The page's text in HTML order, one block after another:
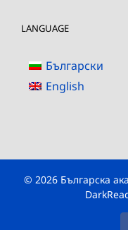
LANGUAGE
Български
English
© 2026 Българска